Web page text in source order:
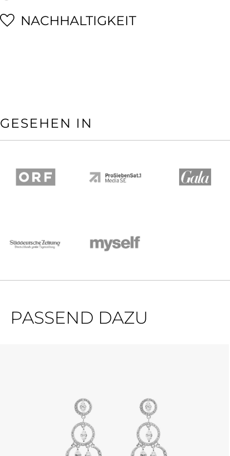
NACHHALTIGKEIT
GESEHEN IN
PASSEND DAZU